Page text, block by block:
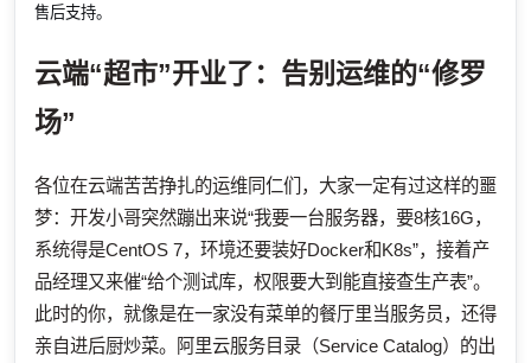
售后支持。
云端“超市”开业了：告别运维的“修罗
场”
各位在云端苦苦挣扎的运维同仁们，大家一定有过这样的噩
梦：开发小哥突然蹦出来说“我要一台服务器，要8核16G，
系统得是CentOS 7，环境还要装好Docker和K8s”，接着产
品经理又来催“给个测试库，权限要大到能直接查生产表”。
此时的你，就像是在一家没有菜单的餐厅里当服务员，还得
亲自进后厨炒菜。阿里云服务目录（Service Catalog）的出